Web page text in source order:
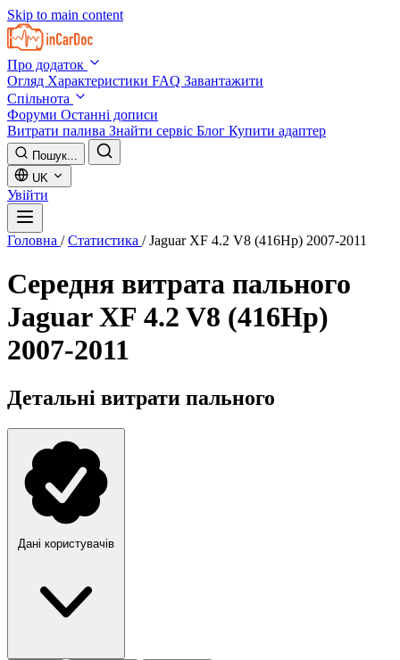
Skip to main content
Про додаток
Огляд Характеристики FAQ Завантажити
Спільнота
Форуми Останні дописи
Витрати палива Знайти сервіс Блог Купити адаптер
Пошук...
UK
Увійти
Головна / Статистика / Jaguar XF 4.2 V8 (416Hp) 2007-2011
Середня витрата пального
Jaguar XF 4.2 V8 (416Hp)
2007-2011
Детальні витрати пального
Дані користувачів